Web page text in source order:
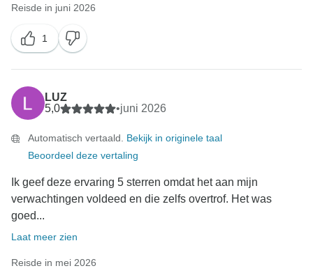
Reisde in juni 2026
1
LUZ
5,0
•juni 2026
Automatisch vertaald. Bekijk in originele taal
Beoordeel deze vertaling
Ik geef deze ervaring 5 sterren omdat het aan mijn
verwachtingen voldeed en die zelfs overtrof. Het was
goed...
Laat meer zien
Reisde in mei 2026